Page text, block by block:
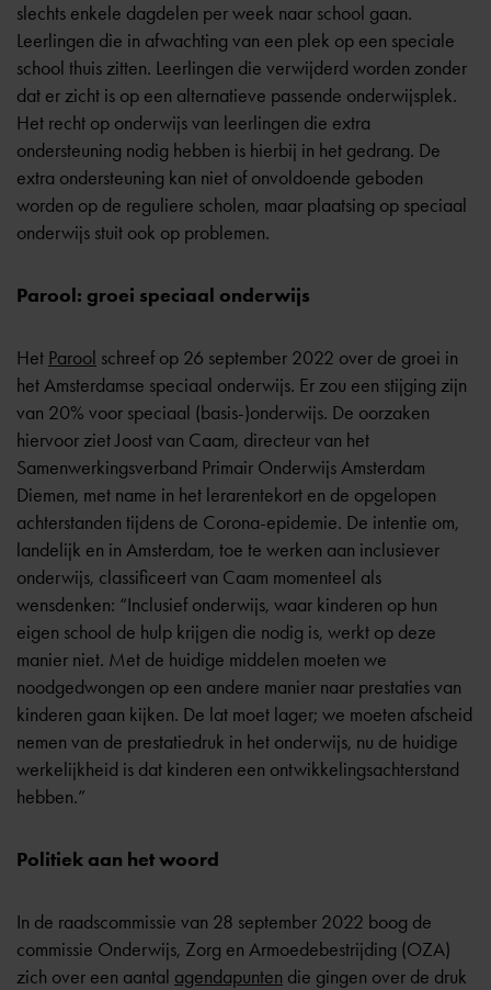
slechts enkele dagdelen per week naar school gaan.
Leerlingen die in afwachting van een plek op een speciale
school thuis zitten. Leerlingen die verwijderd worden zonder
dat er zicht is op een alternatieve passende onderwijsplek.
Het recht op onderwijs van leerlingen die extra
ondersteuning nodig hebben is hierbij in het gedrang. De
extra ondersteuning kan niet of onvoldoende geboden
worden op de reguliere scholen, maar plaatsing op speciaal
onderwijs stuit ook op problemen.
Parool: groei speciaal onderwijs
Het Parool schreef op 26 september 2022 over de groei in
het Amsterdamse speciaal onderwijs. Er zou een stijging zijn
van 20% voor speciaal (basis-)onderwijs. De oorzaken
hiervoor ziet Joost van Caam, directeur van het
Samenwerkingsverband Primair Onderwijs Amsterdam
Diemen, met name in het lerarentekort en de opgelopen
achterstanden tijdens de Corona-epidemie. De intentie om,
landelijk en in Amsterdam, toe te werken aan inclusiever
onderwijs, classificeert van Caam momenteel als
wensdenken: “Inclusief onderwijs, waar kinderen op hun
eigen school de hulp krijgen die nodig is, werkt op deze
manier niet. Met de huidige middelen moeten we
noodgedwongen op een andere manier naar prestaties van
kinderen gaan kijken. De lat moet lager; we moeten afscheid
nemen van de prestatiedruk in het onderwijs, nu de huidige
werkelijkheid is dat kinderen een ontwikkelingsachterstand
hebben.”
Politiek aan het woord
In de raadscommissie van 28 september 2022 boog de
commissie Onderwijs, Zorg en Armoedebestrijding (OZA)
zich over een aantal agendapunten die gingen over de druk